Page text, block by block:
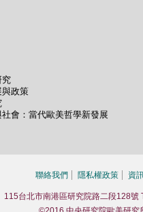
究
與政策
會：當代歐美哲學新發展
聯絡我們 隱私權政策 資
115台北市南港區研究院路二段128